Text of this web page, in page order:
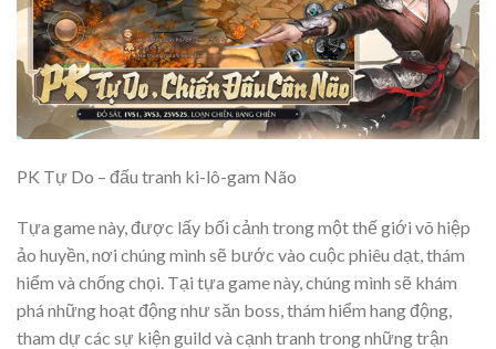
PK Tự Do – đấu tranh ki-lô-gam Não
Tựa game này, được lấy bối cảnh trong một thế giới võ hiệp
ảo huyền, nơi chúng mình sẽ bước vào cuộc phiêu dạt, thám
hiểm và chống chọi. Tại tựa game này, chúng mình sẽ khám
phá những hoạt động như săn boss, thám hiểm hang động,
tham dự các sự kiện guild và cạnh tranh trong những trận